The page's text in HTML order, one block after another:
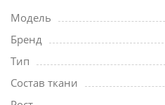
Модель
Бренд
Тип
Состав ткани